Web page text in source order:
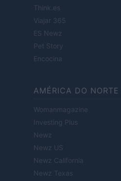
Think.es
Viajar 365
ES Newz
Pet Story
Encocina
AMÉRICA DO NORTE
Womanmagazine
Investing Plus
Newz
Newz US
Newz California
Newz Texas